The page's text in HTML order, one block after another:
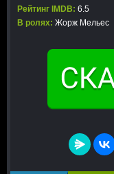
Рейтинг IMDB: 6.5
В ролях: Жорж Мельес